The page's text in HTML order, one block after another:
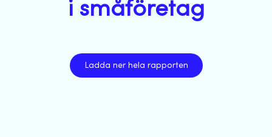
i småföretag
Ladda ner hela rapporten